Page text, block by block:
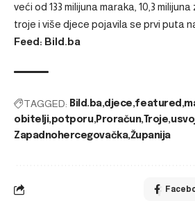
veći od 133 milijuna maraka, 10,3
troje i više djece pojavila se prvi puta
Feed: Bild.ba
TAGGED: Bild.ba djece featured
obitelji potporu Proračun Troje
Zapadnohercegovačka Županija